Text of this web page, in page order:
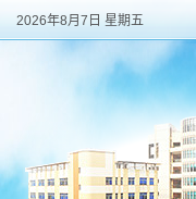
2026年8月7日 星期五